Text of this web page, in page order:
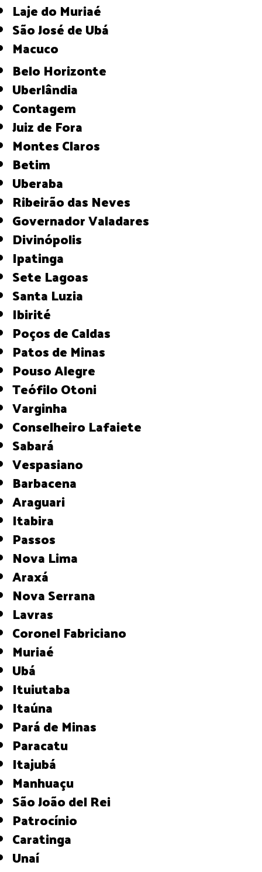
Laje do Muriaé
São José de Ubá
Macuco
Belo Horizonte
Uberlândia
Contagem
Juiz de Fora
Montes Claros
Betim
Uberaba
Ribeirão das Neves
Governador Valadares
Divinópolis
Ipatinga
Sete Lagoas
Santa Luzia
Ibirité
Poços de Caldas
Patos de Minas
Pouso Alegre
Teófilo Otoni
Varginha
Conselheiro Lafaiete
Sabará
Vespasiano
Barbacena
Araguari
Itabira
Passos
Nova Lima
Araxá
Nova Serrana
Lavras
Coronel Fabriciano
Muriaé
Ubá
Ituiutaba
Itaúna
Pará de Minas
Paracatu
Itajubá
Manhuaçu
São João del Rei
Patrocínio
Caratinga
Unaí